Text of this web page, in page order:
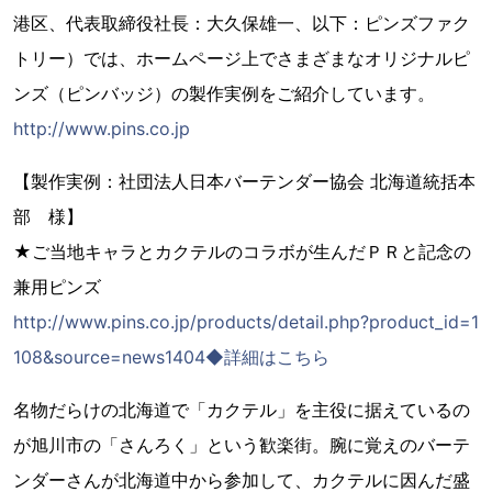
港区、代表取締役社長：大久保雄一、以下：ピンズファク
トリー）では、ホームページ上でさまざまなオリジナルピ
ンズ（ピンバッジ）の製作実例をご紹介しています。
http://www.pins.co.jp
【製作実例：社団法人日本バーテンダー協会 北海道統括本
部 様】
★ご当地キャラとカクテルのコラボが生んだＰＲと記念の
兼用ピンズ
http://www.pins.co.jp/products/detail.php?product_id=1
108&source=news1404◆詳細はこちら
名物だらけの北海道で「カクテル」を主役に据えているの
が旭川市の「さんろく」という歓楽街。腕に覚えのバーテ
ンダーさんが北海道中から参加して、カクテルに因んだ盛